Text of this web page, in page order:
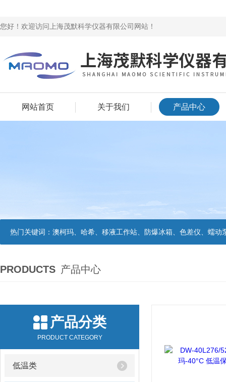
您好！欢迎访问上海茂默科学仪器有限公司网站！
网站首页 关于我们 产品中心
热门关键词： 澳柯玛、哈希、移液工作站、防爆冰箱、色差仪、蠕动
PRODUCTS 产品中心
产品分类
PRODUCT CATEGORY
低温类